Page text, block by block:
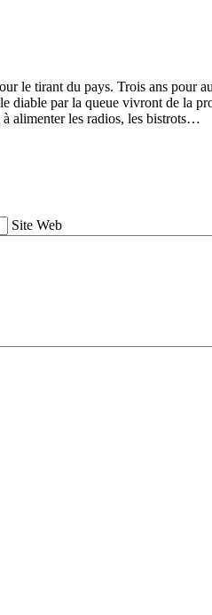
le tirant du pays. Trois ans pour
par la queue vivront de la
alimenter les radios, les bistrots…
Site Web